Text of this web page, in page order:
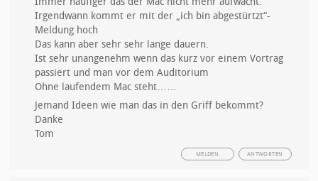
Irgendwann kommt er mit der „ich bin abgestürtzt“-
Meldung hoch
Das kann aber sehr sehr lange dauern.
Ist sehr unangenehm wenn das kurz vor einem Vortrag
passiert und man vor dem Auditorium
Ohne laufendem Mac steht……
Jemand Ideen wie man das in den Griff bekommt?
Danke
Tom
ANTWORTEN
MELDEN